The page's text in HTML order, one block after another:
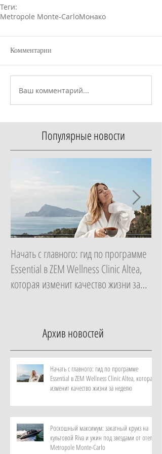
Теги:
Metropole Monte-CarloМонако
Комментарии
Ваш комментарий...
Популярные новости
Начать с главного: гид по программе
Essential в ZEM Wellness Clinic Altea,
которая изменит качество жизни за
Архив новостей
Начать с главного: гид по программе
Essential в ZEM Wellness Clinic Altea, которая
изменит качество жизни за неделю
Роскошный максимум: закатный круиз на
культовой Riva и ужин под звездами от отеля
Metropole Monte-Carlo